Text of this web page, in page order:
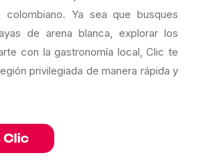
colombiano. Ya sea que busques
de arena blanca, explorar los
con la gastronomía local, Clic te
privilegiada de manera rápida y